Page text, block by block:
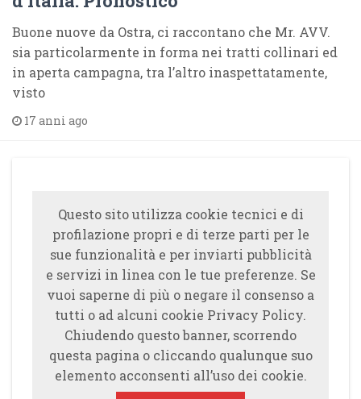
Buone nuove da Ostra, ci raccontano che Mr. AVV.
sia particolarmente in forma nei tratti collinari ed
in aperta campagna, tra l’altro inaspettatamente,
visto
17 anni ago
Questo sito utilizza cookie tecnici e di
profilazione propri e di terze parti per le
sue funzionalità e per inviarti pubblicità
e servizi in linea con le tue preferenze. Se
vuoi saperne di più o negare il consenso a
tutti o ad alcuni cookie Privacy Policy.
Chiudendo questo banner, scorrendo
questa pagina o cliccando qualunque suo
elemento acconsenti all’uso dei cookie.